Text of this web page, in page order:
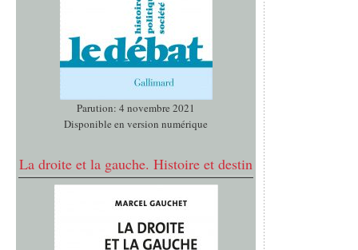
Parution: 4 novembre 2021
Disponible en version numérique
La droite et la gauche. Histoire et destin